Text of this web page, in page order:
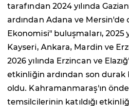
tarafından 2024 yılında
ardından Adana ve Mersin'de
Ekonomisi" buluşmaları, 2025
Kayseri, Ankara, Mardin ve
2026 yılında Erzincan ve
etkinliğin ardından son
oldu. Kahramanmaraş'ın
temsilcilerinin katıldığı